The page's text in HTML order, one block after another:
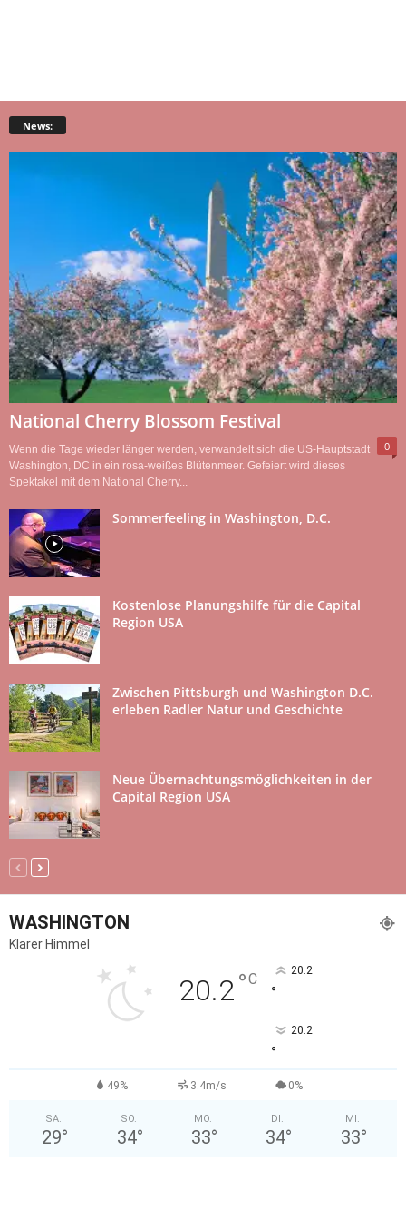
News:
National Cherry Blossom Festival
0
Wenn die Tage wieder länger werden, verwandelt sich die US-Hauptstadt
Washington, DC in ein rosa-weißes Blütenmeer. Gefeiert wird dieses
Spektakel mit dem National Cherry...
Sommerfeeling in Washington, D.C.
Kostenlose Planungshilfe für die Capital
Region USA
Zwischen Pittsburgh und Washington D.C.
erleben Radler Natur und Geschichte
Neue Übernachtungs­möglichkeiten in der
Capital Region USA
WASHINGTON
Klarer Himmel
20.2°C 20.2
°
20.2
°
49% 3.4m/s 0%
SA.
29°
SO.
34°
MO.
33°
DI.
34°
MI.
33°